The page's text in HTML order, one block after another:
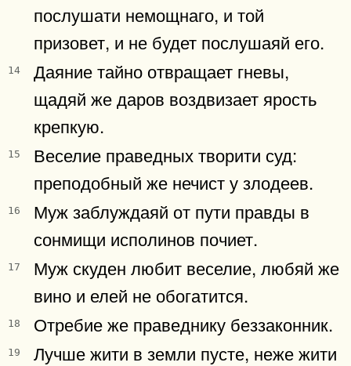
послушати немощнаго, и той
призовет, и не будет послушаяй его.
14
Даяние тайно отвращает гневы,
щадяй же даров воздвизает ярость
крепкую.
15
Веселие праведных творити суд:
преподобный же нечист у злодеев.
16
Муж заблуждаяй от пути правды в
сонмищи исполинов почиет.
17
Муж скуден любит веселие, любяй же
вино и елей не обогатится.
18 Отребие же праведнику беззаконник.
19
Лучше жити в земли пусте, неже жити